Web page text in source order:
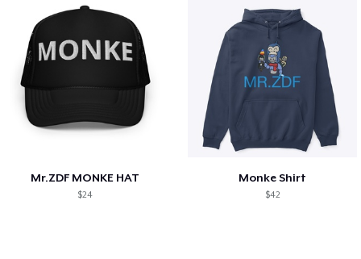
Mr.ZDF MONKE HAT
$24
Monke Shirt
$42